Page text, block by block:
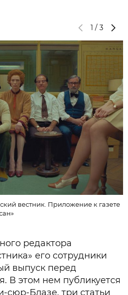
1 / 3
вестник. Приложение к газете
редактора
его сотрудники
выпуск перед
В этом нем публикуется
сюр-Блазе, три статьи